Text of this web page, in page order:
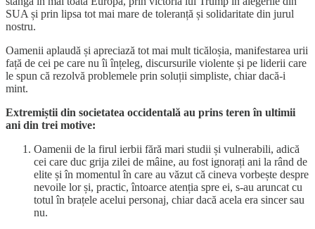
SUA și prin lipsa tot mai mare de toleranță și solidaritate din jurul
nostru.
Oamenii aplaudă și apreciază tot mai mult ticăloșia, manifestarea urii
față de cei pe care nu îi înțeleg, discursurile violente și pe liderii care
le spun că rezolvă problemele prin soluții simpliste, chiar dacă-i
mint.
Extremiștii din societatea occidentală au prins teren în ultimii
ani din trei motive:
Oamenii de la firul ierbii fără mari studii și vulnerabili, adică
cei care duc grija zilei de mâine, au fost ignorați ani la rând de
elite și în momentul în care au văzut că cineva vorbește despre
nevoile lor și, practic, întoarce atenția spre ei, s-au aruncat cu
totul în brațele acelui personaj, chiar dacă acela era sincer sau
nu.